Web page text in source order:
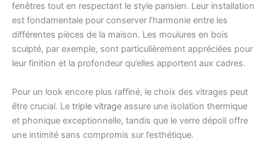
fenêtres tout en respectant le style parisien. Leur installation
est fondamentale pour conserver l’harmonie entre les
différentes pièces de la maison. Les moulures en bois
sculpté, par exemple, sont particulièrement appréciées pour
leur finition et la profondeur qu’elles apportent aux cadres.
Pour un look encore plus raffiné, le choix des vitrages peut
être crucial. Le triple vitrage assure une isolation thermique
et phonique exceptionnelle, tandis que le verre dépoli offre
une intimité sans compromis sur l’esthétique.